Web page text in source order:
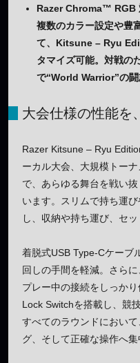
Razer Chroma™ RGB
複数のカラー設定や豊
て、Kitsune – Ryu
タマイズ可能。対戦の
で“World Warrior”の闘
大会仕様の性能を
Razer Kitsune – Ryu
ーカル大会、大規模トー
で、あらゆる舞台を戦い
います。スリムで持ち運
し、収納や持ち運び、セ
着脱式USB Type-Cケーブ
回しの手間を軽減。さら
プレー中の接続をしっか
Lock Switchを搭載し、競
すべてのラウンドにおい
グ、そして正確な操作へ集